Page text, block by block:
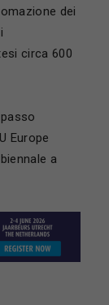
dei
circa 600
Europe
a